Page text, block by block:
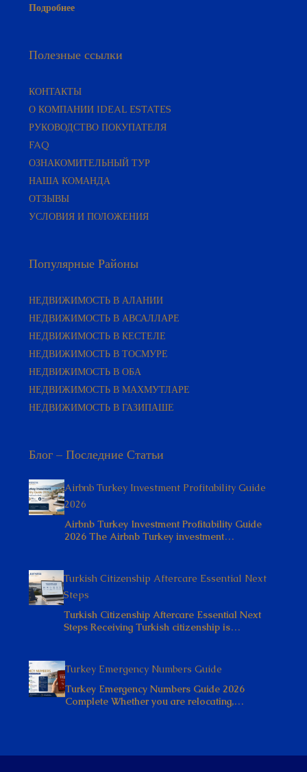
Подробнее
Полезные ссылки
КОНТАКТЫ
О КОМПАНИИ IDEAL ESTATES
РУКОВОДСТВО ПОКУПАТЕЛЯ​
FAQ
ОЗНАКОМИТЕЛЬНЫЙ ТУР
НАША КОМАНДА
ОТЗЫВЫ
УСЛОВИЯ И ПОЛОЖЕНИЯ
Популярные Районы
НЕДВИЖИМОСТЬ В АЛАНИИ
НЕДВИЖИМОСТЬ В АВСАЛЛАРЕ
НЕДВИЖИМОСТЬ В КЕСТЕЛЕ
НЕДВИЖИМОСТЬ В ТОСМУРЕ
НЕДВИЖИМОСТЬ В ОБА
НЕДВИЖИМОСТЬ В МАХМУТЛАРЕ
НЕДВИЖИМОСТЬ В ГАЗИПАШЕ
Блог – Последние Статьи
Airbnb Turkey Investment Profitability Guide
2026
Airbnb Turkey Investment Profitability Guide
2026 The Airbnb Turkey investment…
Turkish Citizenship Aftercare Essential Next
Steps
Turkish Citizenship Aftercare Essential Next
Steps Receiving Turkish citizenship is…
Turkey Emergency Numbers Guide
Turkey Emergency Numbers Guide 2026
Complete Whether you are relocating,…